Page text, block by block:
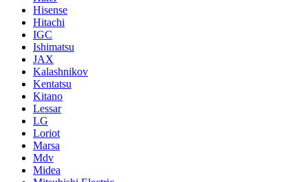
Hisense
Hitachi
IGC
Ishimatsu
JAX
Kalashnikov
Kentatsu
Kitano
Lessar
LG
Loriot
Marsa
Mdv
Midea